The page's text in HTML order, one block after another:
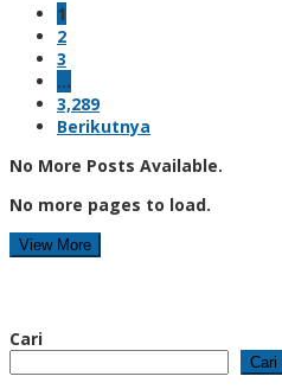
1
2
3
…
3,289
Berikutnya
No More Posts Available.
No more pages to load.
View More
Cari
Cari